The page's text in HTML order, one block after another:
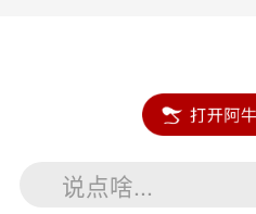
说点啥...